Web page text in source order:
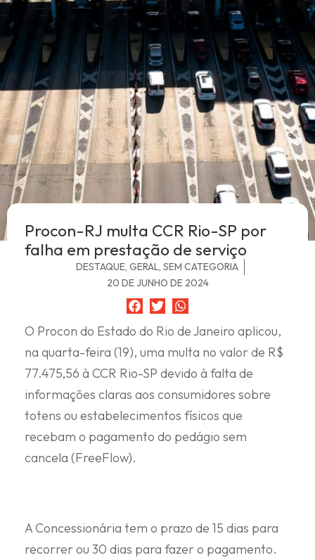
Procon-RJ multa CCR Rio-SP por
falha em prestação de serviço
DESTAQUE, GERAL, SEM CATEGORIA
20 DE JUNHO DE 2024
O Procon do Estado do Rio de Janeiro aplicou,
na quarta-feira (19), uma multa no valor de R$
77.475,56 à CCR Rio-SP devido à falta de
informações claras aos consumidores sobre
totens ou estabelecimentos físicos que
recebam o pagamento do pedágio sem
cancela (FreeFlow).
A Concessionária tem o prazo de 15 dias para
recorrer ou 30 dias para fazer o pagamento.